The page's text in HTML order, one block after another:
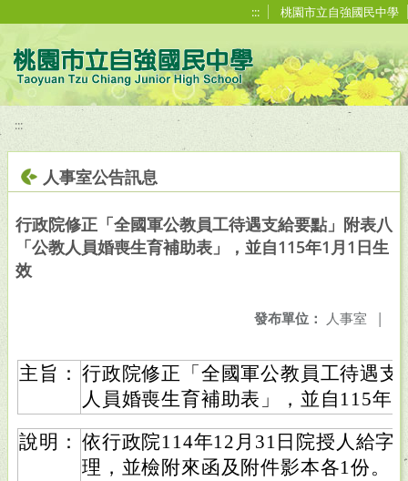
::: 桃園市立自強國民中學
:::
人事室公告訊息
行政院修正「全國軍公教員工待遇支給要點」附表八
「公教人員婚喪生育補助表」，並自115年1月1日生
效
發布單位： 人事室 |
主旨： 行政院修正「全國軍公教員工待遇
人員婚喪生育補助表」，並自115年
說明： 依行政院114年12月31日院授人給字
理，並檢附來函及附件影本各1份。